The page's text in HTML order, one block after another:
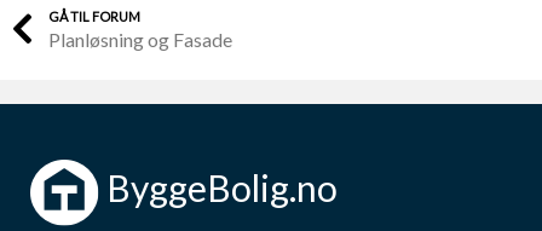
GÅ TIL FORUM
Planløsning og Fasade
ByggeBolig.no